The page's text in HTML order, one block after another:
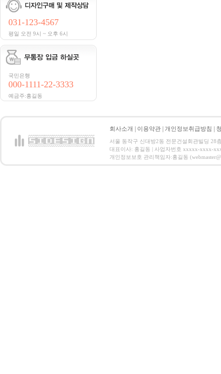
031-123-4567
평일 오전 9시 ~ 오후 6시
국민은행
000-1111-22-3333
예금주:홍길동
회사소개 이용약관 개인정보취급방침
서울 동작구 신대방2동 전문건설회관빌딩 28
대표이사: 홍길동 | 사업자번호 xxxxx-xxxx-
개인정보보호 관리책임자:홍길동